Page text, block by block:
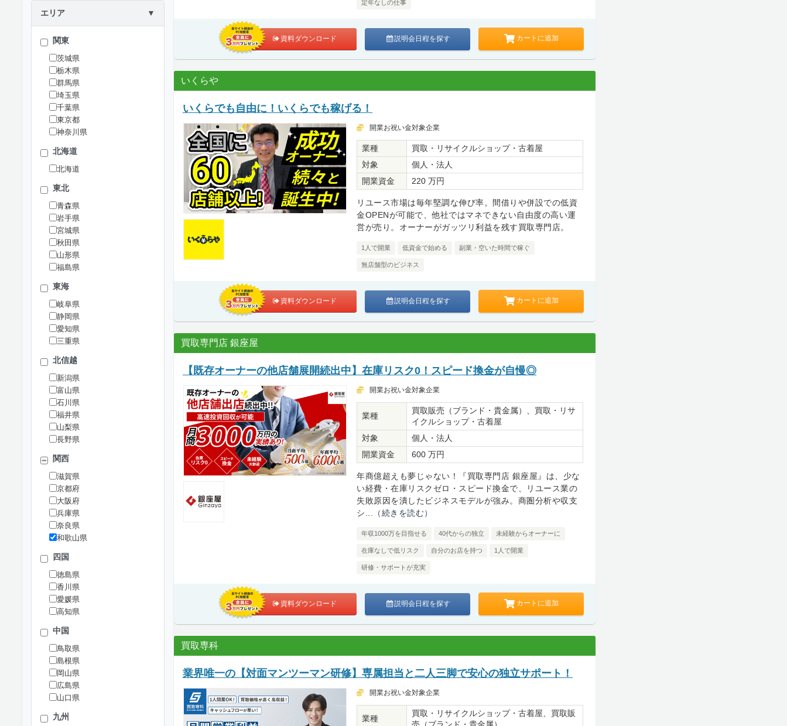
エリア ▼
関東
茨城県
栃木県
群馬県
埼玉県
千葉県
東京都
神奈川県
北海道
北海道
東北
青森県
岩手県
宮城県
秋田県
山形県
福島県
東海
岐阜県
静岡県
愛知県
三重県
北信越
新潟県
富山県
石川県
福井県
山梨県
長野県
関西
滋賀県
京都府
大阪府
兵庫県
奈良県
和歌山県
四国
徳島県
香川県
愛媛県
高知県
中国
鳥取県
島根県
岡山県
広島県
山口県
九州
定年なしの仕事
資料ダウンロード 説明会日程を探す カートに追加
いくらや
いくらでも自由に！いくらでも稼げる！
開業お祝い金対象企業
業種
買取・リサイクルショップ・古着屋
対象
個人・法人
開業資金
220 万円
リユース市場は毎年堅調な伸び率。間借りや併設での低資
金OPENが可能で、他社ではマネできない自由度の高い運
営が売り。オーナーがガッツリ利益を残す買取専門店。
1人で開業 低資金で始める 副業・空いた時間で稼ぐ
無店舗型のビジネス
資料ダウンロード 説明会日程を探す カートに追加
買取専門店 銀座屋
【既存オーナーの他店舗展開続出中】在庫リスク0！スピード換金が自慢◎
開業お祝い金対象企業
業種
買取販売（ブランド・貴金属）、買取・リサ
イクルショップ・古着屋
対象
個人・法人
開業資金
600 万円
年商億超えも夢じゃない！『買取専門店 銀座屋』は、少な
い経費・在庫リスクゼロ・スピード換金で、リユース業の
失敗原因を潰したビジネスモデルが強み。商圏分析や収支
シ...
（続きを読む）
年収1000万を目指せる 40代からの独立 未経験からオーナーに
在庫なしで低リスク 自分のお店を持つ 1人で開業
研修・サポートが充実
資料ダウンロード 説明会日程を探す カートに追加
買取専科
業界唯一の【対面マンツーマン研修】専属担当と二人三脚で安心の独立サポート！
開業お祝い金対象企業
業種
買取・リサイクルショップ・古着屋、買取販